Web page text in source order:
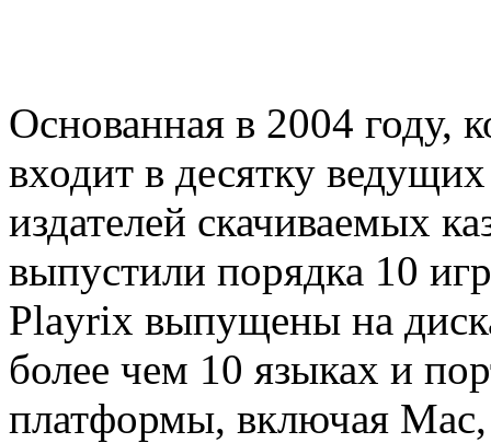
Основанная в 2004 году,
входит в десятку
издателей скачиваемых
выпустили порядка 10
Playrix выпущены на
более чем 10 языках и
платформы, включая